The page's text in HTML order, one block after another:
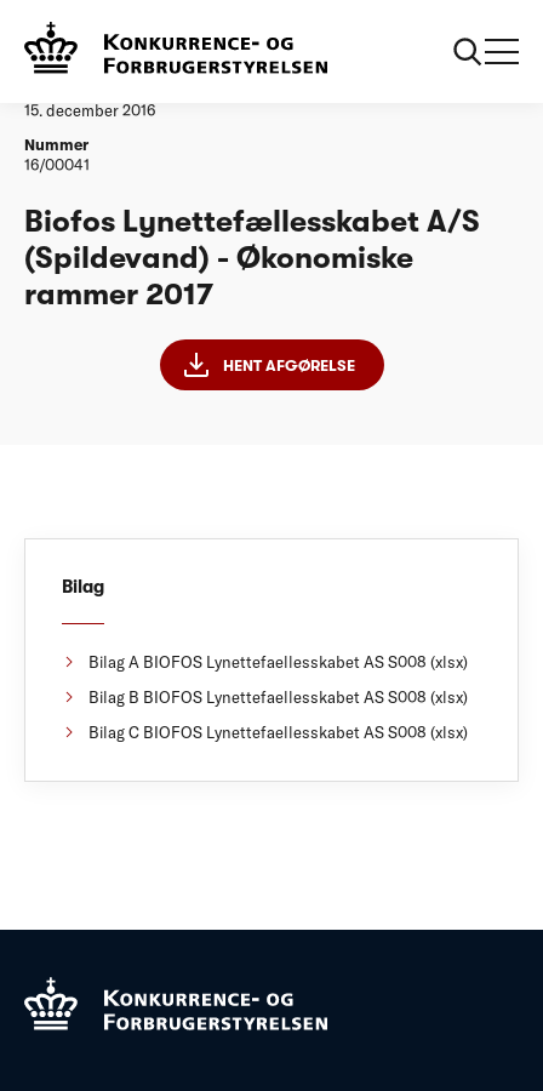
Vandtilsyn
15. december 2016
Nummer
16/00041
Biofos Lynettefællesskabet A/S
(Spildevand) - Økonomiske
rammer 2017
HENT AFGØRELSE
Bilag
Bilag A BIOFOS Lynettefaellesskabet AS S008 (xlsx)
Bilag B BIOFOS Lynettefaellesskabet AS S008 (xlsx)
Bilag C BIOFOS Lynettefaellesskabet AS S008 (xlsx)